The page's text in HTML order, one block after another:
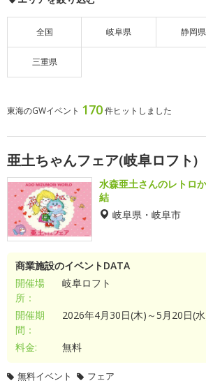
全国 岐阜県 静岡県
三重県
東海のGWイベント 170件ヒットしました
亜土ちゃんフェア(岐阜ロフト)
水森亜土さんのレトロ
結
岐阜県・岐阜市
商業施設のイベントDATA
開催場
所：
岐阜ロフト
開催期
間：
2026年4月30日(木)～5月20日(
料金: 無料
無料イベント フェア